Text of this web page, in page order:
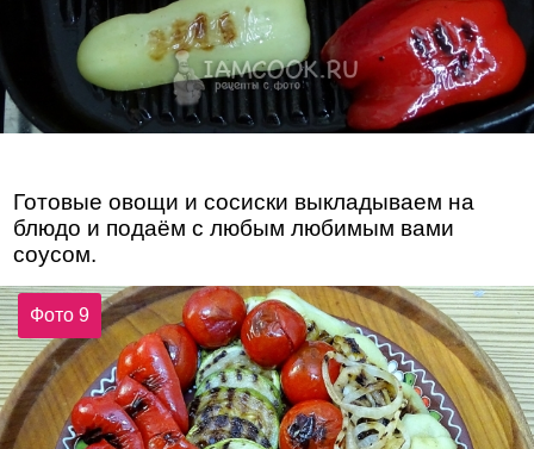
Готовые овощи и сосиски выкладываем на
блюдо и подаём с любым любимым вами
соусом.
Фото 9